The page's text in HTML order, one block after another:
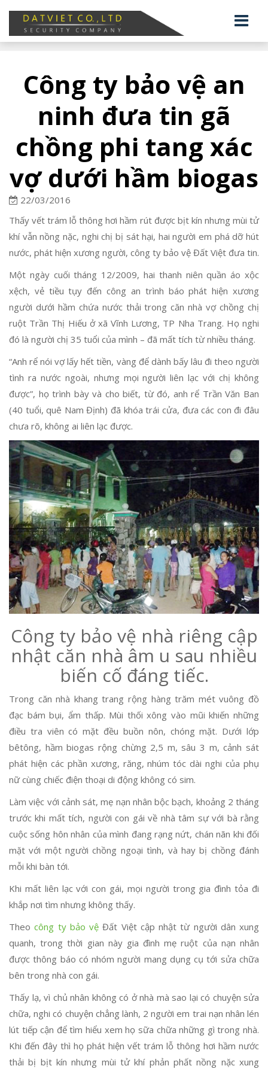
Công ty bảo vệ an
ninh đưa tin gã
chồng phi tang xác
vợ dưới hầm biogas
22/03/2016
Thấy vết trám lỗ thông hơi hầm rút được bịt kín nhưng mùi tử
khí vẫn nồng nặc, nghi chị bị sát hại, hai người em phá dỡ hút
nước, phát hiện xương người, công ty bảo vệ Đất Việt đưa tin.
Một ngày cuối tháng 12/2009, hai thanh niên quần áo xộc
xệch, vẻ tiều tụy đến công an trình báo phát hiện xương
người dưới hầm chứa nước thải trong căn nhà vợ chồng chị
ruột Trần Thị Hiếu ở xã Vĩnh Lương, TP Nha Trang. Họ nghi
đó là người chị 35 tuổi của mình – đã mất tích từ nhiều tháng.
“Anh rể nói vợ lấy hết tiền, vàng để dành bấy lâu đi theo người
tình ra nước ngoài, nhưng mọi người liên lạc với chị không
được”, họ trình bày và cho biết, từ đó, anh rể Trần Văn Ban
(40 tuổi, quê Nam Định) đã khóa trái cửa, đưa các con đi đâu
chưa rõ, không ai liên lạc được.
Công ty bảo vệ nhà riêng cập
nhật căn nhà âm u sau nhiều
biến cố đáng tiếc.
Trong căn nhà khang trang rộng hàng trăm mét vuông đồ
đạc bám bụi, ẩm thấp. Mùi thối xông vào mũi khiến những
điều tra viên có mặt đều buồn nôn, chóng mặt. Dưới lớp
bêtông, hầm biogas rộng chừng 2,5 m, sâu 3 m, cảnh sát
phát hiện các phần xương, răng, nhúm tóc dài nghi của phụ
nữ cùng chiếc điện thoại di động không có sim.
Làm việc với cảnh sát, mẹ nạn nhân bộc bạch, khoảng 2 tháng
trước khi mất tích, người con gái về nhà tâm sự với bà rằng
cuộc sống hôn nhân của mình đang rạng nứt, chán nãn khi đối
mặt với một người chồng ngoại tình, và hay bị chồng đánh
mỗi khi bàn tới.
Khi mất liên lạc với con gái, mọi người trong gia đình tỏa đi
khắp nơi tìm nhưng không thấy.
Theocông ty bảo vệ Đất Việt cập nhật từ người dân xung
quanh, trong thời gian này gia đình mẹ ruột của nạn nhân
được thông báo có nhóm người mang dụng cụ tới sửa chữa
bên trong nhà con gái.
Thấy lạ, vì chủ nhân không có ở nhà mà sao lại có chuyện sửa
chữa, nghi có chuyện chẳng lành, 2 người em trai nạn nhân lén
lút tiếp cận để tìm hiểu xem họ sữa chữa những gì trong nhà.
Khi đến đây thì họ phát hiện vết trám lỗ thông hơi hầm nước
thải bị bịt kín nhưng mùi tử khí phản phất nồng nặc xung